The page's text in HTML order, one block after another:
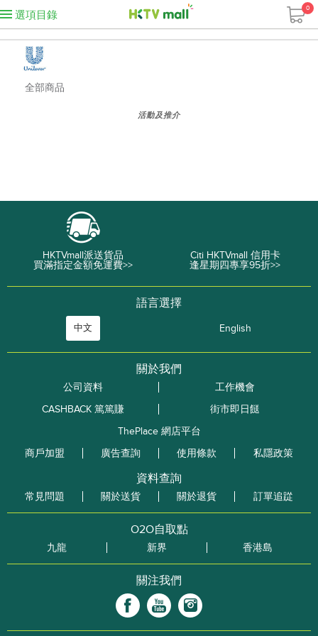
選項目錄
0
全部商品
活動及推介
HKTVmall派送貨品
買滿指定金額免運費>>
Citi HKTVmall 信用卡
逢星期四專享95折>>
語言選擇
中文 English
關於我們
公司資料
工作機會
CASHBACK 篤篤賺
街市即日餸
ThePlace 網店平台
商戶加盟
廣告查詢 使用條款 私隱政策
資料查詢
常見問題 關於送貨 關於退貨 訂單追踨
O2O自取點
九龍 新界 香港島
關注我們